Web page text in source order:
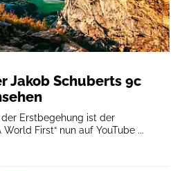
Jakob Schuberts 9c
Erstbegehung ist der
World First“ nun auf YouTube ...